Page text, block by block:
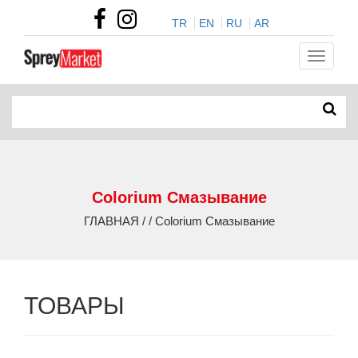
TR EN RU AR
Colorium Смазывание
ГЛАВНАЯ / / Colorium Смазывание
ТОВАРЫ